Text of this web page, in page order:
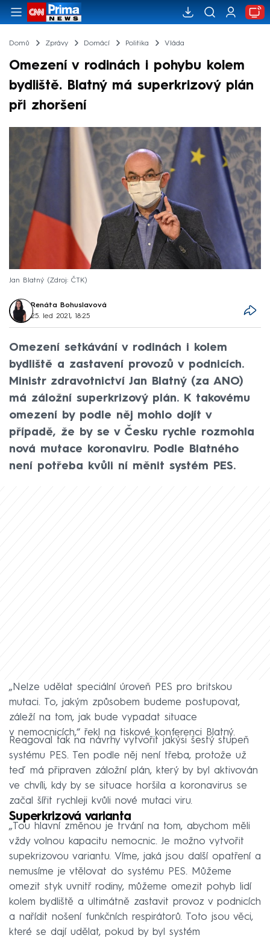
Domů Zprávy Domácí Politika Vláda
Omezení v rodinách i pohybu kolem
bydliště. Blatný má superkrizový plán
při zhoršení
Jan Blatný Zdroj: ČTK
Renáta Bohuslavová
25. led 2021, 18:25
Omezení setkávání v rodinách i kolem
bydliště a zastavení provozů v podnicích.
Ministr zdravotnictví Jan Blatný (za ANO)
má záložní superkrizový plán. K takovému
omezení by podle něj mohlo dojít v
případě, že by se v Česku rychle rozmohla
nová mutace koronaviru. Podle Blatného
není potřeba kvůli ní měnit systém PES.
„Nelze udělat speciální úroveň PES pro britskou
mutaci. To, jakým způsobem budeme postupovat,
záleží na tom, jak bude vypadat situace
v nemocnicích,“ řekl na tiskové konferenci Blatný.
Reagoval tak na návrhy vytvořit jakýsi šestý stupeň
systému PES. Ten podle něj není třeba, protože už
teď má připraven záložní plán, který by byl aktivován
ve chvíli, kdy by se situace horšila a koronavirus se
začal šířit rychleji kvůli nové mutaci viru.
Superkrizová varianta
„Tou hlavní změnou je trvání na tom, abychom měli
vždy volnou kapacitu nemocnic. Je možno vytvořit
supekrizovou variantu. Víme, jaká jsou další opatření a
nemusíme je vtělovat do systému PES. Můžeme
omezit styk uvnitř rodiny, můžeme omezit pohyb lidí
kolem bydliště a ultimátně zastavit provoz v podnicích
a nařídit nošení funkčních respirátorů. Toto jsou věci,
které se dají udělat, pokud by byl systém